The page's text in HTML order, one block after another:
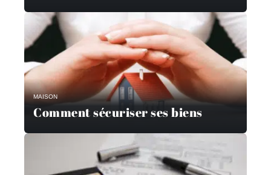
MAISON
Comment sécuriser ses biens